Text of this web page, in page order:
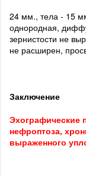
24 мм., тела - 15
однородная,
зернистости не
не расширен,
Заключение
Эхографические
нефроптоза,
выраженного